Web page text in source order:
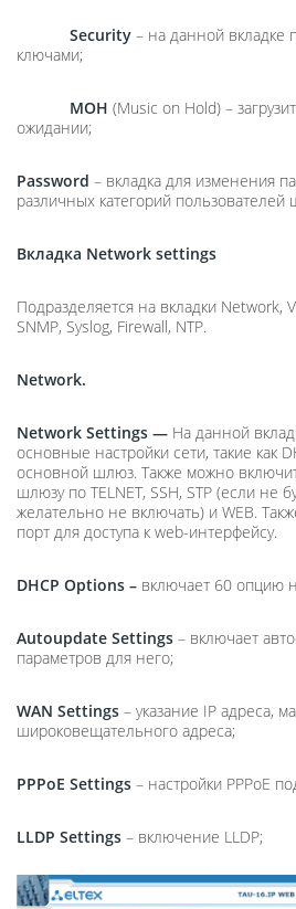
Security – на данной вкладке
ключами;
MOH (Music on Hold) –
ожидании;
Password – вкладка для изменения
различных категорий пользователей
Вкладка Network settings
Подразделяется на вкладки Network,
SNMP, Syslog, Firewall, NTP.
Network.
Network Settings — На данной
основные настройки сети, такие как
основной шлюз. Также можно
шлюзу по TELNET, SSH, STP (если не
желательно не включать) и WEB.
порт для доступа к web-интерфейсу.
DHCP Options – включает 60 опцию
Autoupdate Settings – включает
параметров для него;
WAN Settings – указание IP адреса,
широковещательного адреса;
PPPoE Settings – настройки PPPoE
LLDP Settings – включение LLDP;